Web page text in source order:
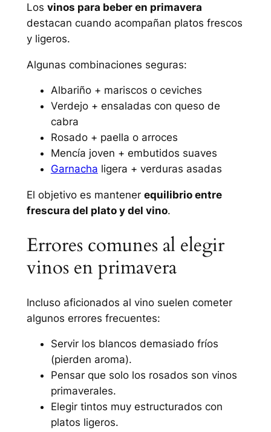
Los vinos para beber en primavera
destacan cuando acompañan platos frescos
y ligeros.
Algunas combinaciones seguras:
Albariño + mariscos o ceviches
Verdejo + ensaladas con queso de
cabra
Rosado + paella o arroces
Mencía joven + embutidos suaves
Garnacha ligera + verduras asadas
El objetivo es mantener equilibrio entre
frescura del plato y del vino.
Errores comunes al elegir
vinos en primavera
Incluso aficionados al vino suelen cometer
algunos errores frecuentes:
Servir los blancos demasiado fríos
(pierden aroma).
Pensar que solo los rosados son vinos
primaverales.
Elegir tintos muy estructurados con
platos ligeros.